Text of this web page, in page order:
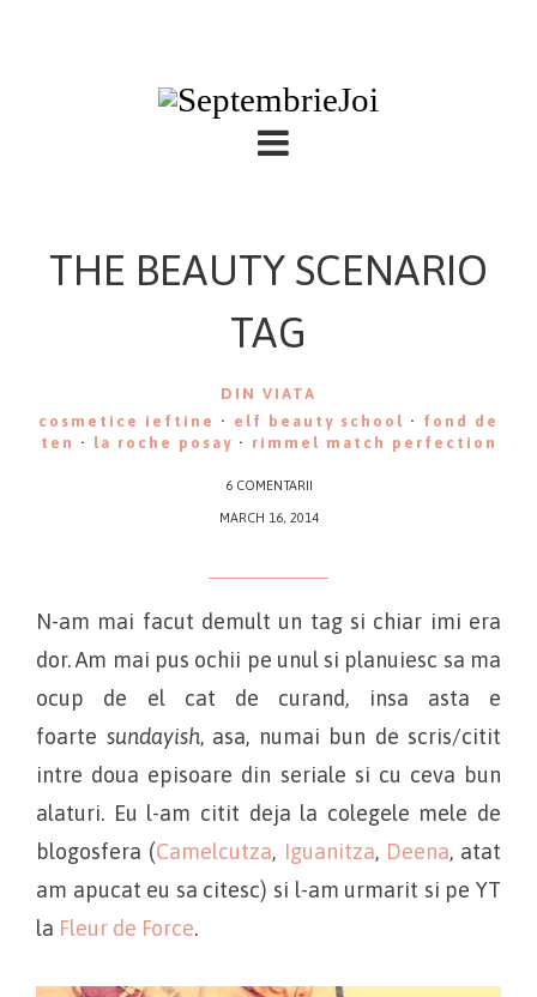
THE BEAUTY SCENARIO
TAG
DIN VIATA
cosmetice ieftine · elf beauty school · fond de
ten · la roche posay · rimmel match perfection
6 COMENTARII
MARCH 16, 2014
N-am mai facut demult un tag si chiar imi era
dor. Am mai pus ochii pe unul si planuiesc sa ma
ocup de el cat de curand, insa asta e
foarte sundayish, asa, numai bun de scris/citit
intre doua episoare din seriale si cu ceva bun
alaturi. Eu l-am citit deja la colegele mele de
blogosfera (Camelcutza, Iguanitza, Deena, atat
am apucat eu sa citesc) si l-am urmarit si pe YT
la Fleur de Force.